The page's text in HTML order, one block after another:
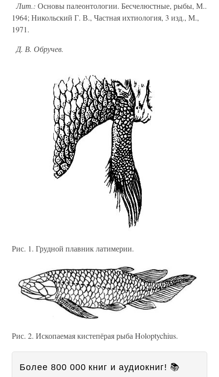
Лит.: Основы палеонтологии. Бесчелюстные, рыбы, М..
1964; Никольский Г. В., Частная ихтиология, 3 изд., М.,
1971.
Д. В. Обручев.
Рис. 1. Грудной плавник латимерии.
Рис. 2. Ископаемая кистепёрая рыба Holoptychius.
Более 800 000 книг и аудиокниг! 📚